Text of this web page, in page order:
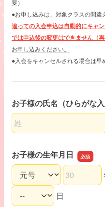
要）
●お申し込みは、対象クラスの間違
違っての入会申込は自動的にキャ
では申込後の変更はできません（再
お申し込みください。
●入会をキャンセルされる場合は早
お子様の氏名（ひらがな入
名前の姓
お子様の生年月日
お子様の生年月日の和暦
お子様の生年月日の年
お子様の生年月日の月
お子様の生年月日の日
日